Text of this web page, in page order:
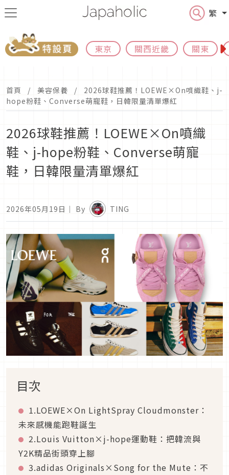
繁
東京 關西近畿 關東
首頁 美容保養
2026球鞋推薦！LOEWE×On噴織鞋、j-
hope粉鞋、Converse萌寵鞋，日韓限量清單爆紅
2026球鞋推薦！LOEWE×On噴織
鞋、j-hope粉鞋、Converse萌寵
鞋，日韓限量清單爆紅
2026年05月19日 ｜ By TING
目次
1.LOEWE×On LightSpray Cloudmonster：
未來感機能跑鞋誕生
2.Louis Vuitton×j-hope運動鞋：把韓流與
Y2K精品街頭穿上腳
3.adidas Originals×Song for the Mute：不